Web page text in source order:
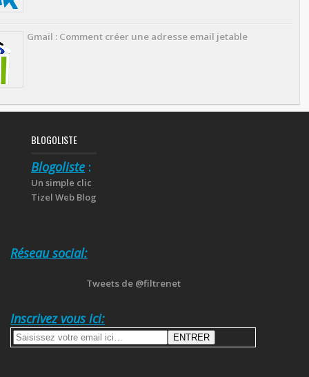
Gmail : Comment créer une adresse email jetable
BLOGOLISTE
Blogoliste :
Un simple clic
Tizel Web Blog
Réseau social:
Tweets de @filtrenet
Inscrivez vous ici: